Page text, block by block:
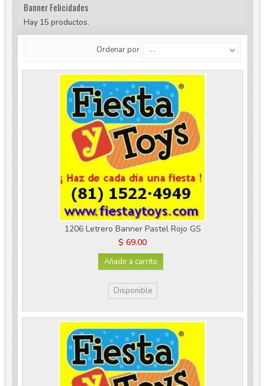
Banner Felicidades
Hay 15 productos.
Ordenar por
1206 Letrero Banner Pastel Rojo GS
$ 69.00
Añadir a carrito
Disponible